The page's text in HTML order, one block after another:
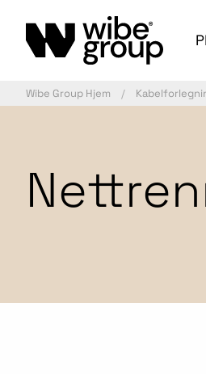
Wibe Group Hjem